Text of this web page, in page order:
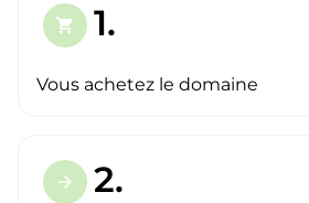
shopping_cart 1.
Vous achetez le domaine
arrow_forward 2.